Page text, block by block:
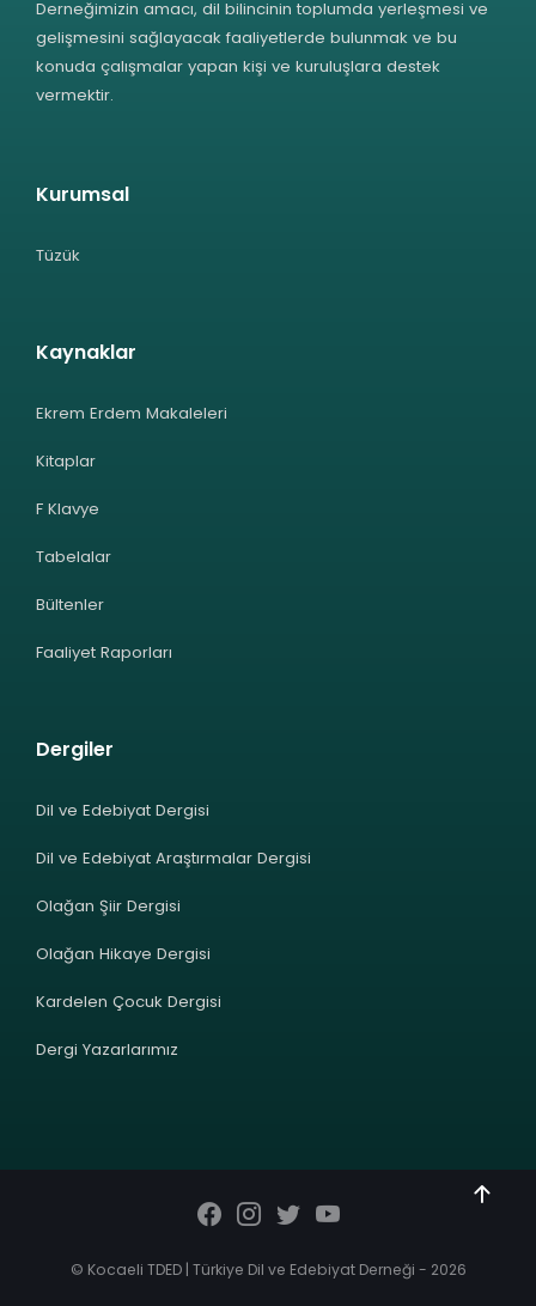
Derneğimizin amacı, dil bilincinin toplumda yerleşmesi ve
gelişmesini sağlayacak faaliyetlerde bulunmak ve bu
konuda çalışmalar yapan kişi ve kuruluşlara destek
vermektir.
Kurumsal
Tüzük
Kaynaklar
Ekrem Erdem Makaleleri
Kitaplar
F Klavye
Tabelalar
Bültenler
Faaliyet Raporları
Dergiler
Dil ve Edebiyat Dergisi
Dil ve Edebiyat Araştırmalar Dergisi
Olağan Şiir Dergisi
Olağan Hikaye Dergisi
Kardelen Çocuk Dergisi
Dergi Yazarlarımız
© Kocaeli TDED | Türkiye Dil ve Edebiyat Derneği - 2026